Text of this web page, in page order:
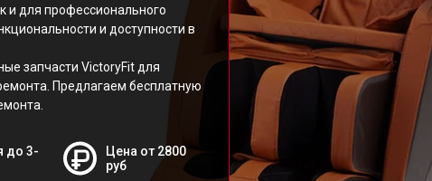
и для профессионального
и доступности в
запчасти VictoryFit для
Предлагаем бесплатную
до 3-
Цена от 2800
руб